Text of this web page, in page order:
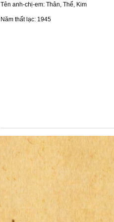
Tên anh-chị-em: Thân, Thể, Kim
Năm thất lạc: 1945